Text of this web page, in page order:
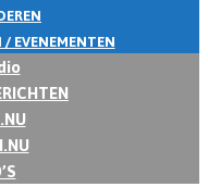
EVENEMENTEN